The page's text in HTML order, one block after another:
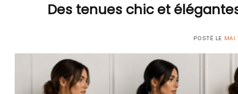
Des tenues chic et
POSTÉ LE MAI